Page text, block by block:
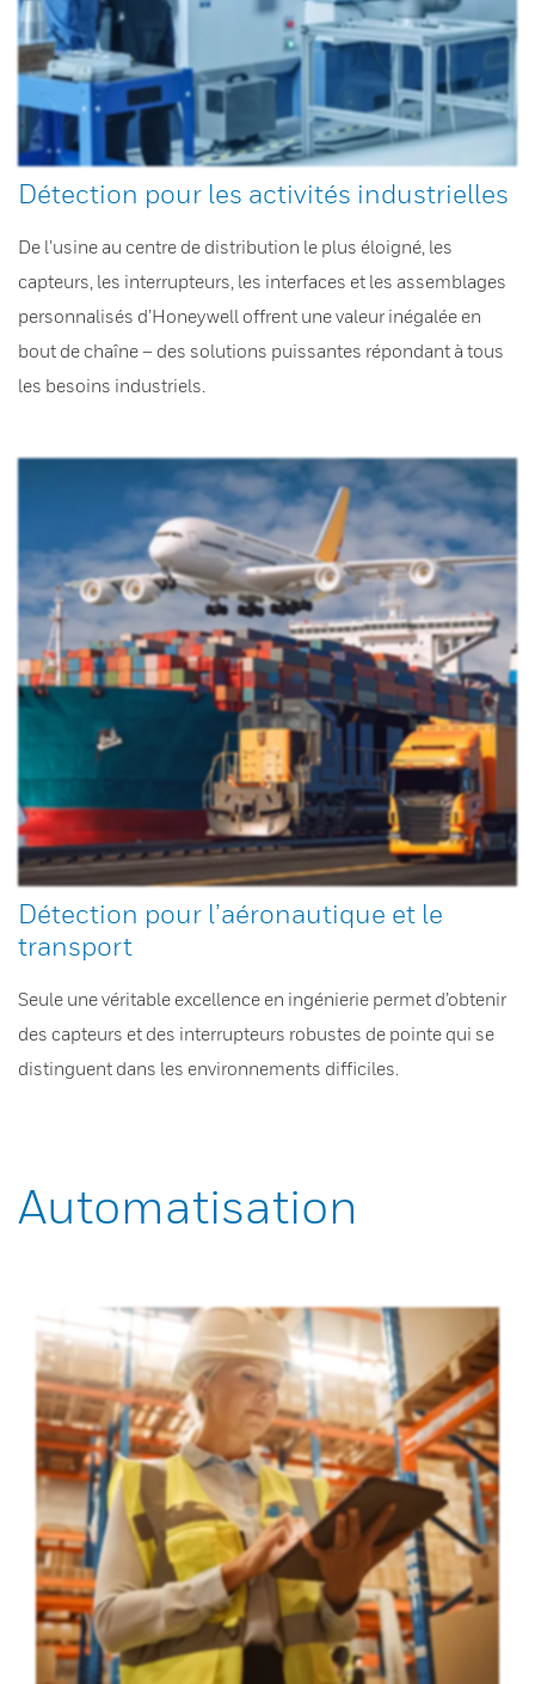
Détection pour les activités industrielles
De l’usine au centre de distribution le plus éloigné, les
capteurs, les interrupteurs, les interfaces et les assemblages
personnalisés d’Honeywell offrent une valeur inégalée en
bout de chaîne – des solutions puissantes répondant à tous
les besoins industriels.
Détection pour l’aéronautique et le
transport
Seule une véritable excellence en ingénierie permet d’obtenir
des capteurs et des interrupteurs robustes de pointe qui se
distinguent dans les environnements difficiles.
Automatisation